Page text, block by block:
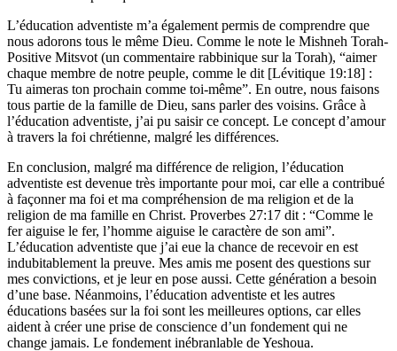
L’éducation adventiste m’a également permis de comprendre que
nous adorons tous le même Dieu. Comme le note le Mishneh Torah-
Positive Mitsvot (un commentaire rabbinique sur la Torah), “aimer
chaque membre de notre peuple, comme le dit [Lévitique 19:18] :
Tu aimeras ton prochain comme toi-même”. En outre, nous faisons
tous partie de la famille de Dieu, sans parler des voisins. Grâce à
l’éducation adventiste, j’ai pu saisir ce concept. Le concept d’amour
à travers la foi chrétienne, malgré les différences.
En conclusion, malgré ma différence de religion, l’éducation
adventiste est devenue très importante pour moi, car elle a contribué
à façonner ma foi et ma compréhension de ma religion et de la
religion de ma famille en Christ. Proverbes 27:17 dit : “Comme le
fer aiguise le fer, l’homme aiguise le caractère de son ami”.
L’éducation adventiste que j’ai eue la chance de recevoir en est
indubitablement la preuve. Mes amis me posent des questions sur
mes convictions, et je leur en pose aussi. Cette génération a besoin
d’une base. Néanmoins, l’éducation adventiste et les autres
éducations basées sur la foi sont les meilleures options, car elles
aident à créer une prise de conscience d’un fondement qui ne
change jamais. Le fondement inébranlable de Yeshoua.